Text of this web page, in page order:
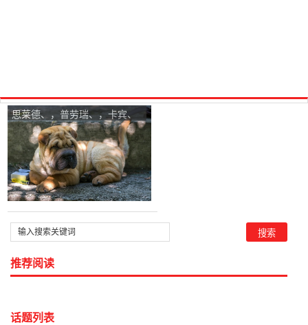
思莱德、，普劳瑞、，卡宾、
GXG、zara、汤尼俊士、杰克
群斯、，哪家出名些？哪家性
价比高些？
推荐阅读
话题列表